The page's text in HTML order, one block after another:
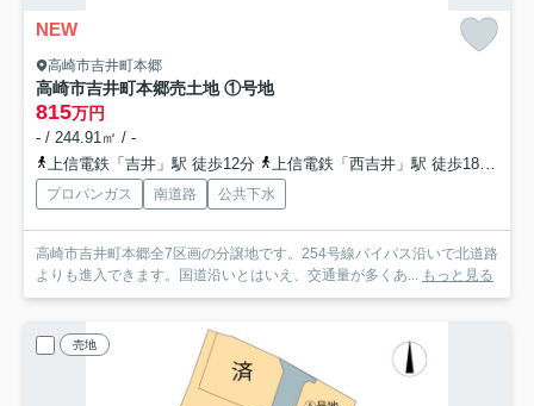
NEW
高崎市吉井町本郷
高崎市吉井町本郷売土地 ①号地
815万円
- / 244.91㎡ / -
上信電鉄「吉井」駅 徒歩12分
上信電鉄「西吉井」駅 徒歩18分
プロパンガス 南道路 公共下水
高崎市吉井町本郷全7区画の分譲地です。254号線バイパス沿いで北道路
よりも進入できます。国道沿いとはいえ、交通量が多くあ... もっと見る
売地